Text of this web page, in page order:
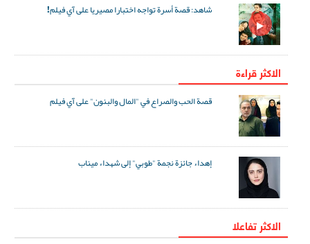
شاهد: قصة أسرة تواجه اختبارا مصيريا على آي فيلم!
الاكثر قراءة
قصة الحب والصراع في "المال والبنون" على آي فيلم
إهداء جائزة نجمة "طوبي" إلى شهداء ميناب
الاکثر تفاعلا